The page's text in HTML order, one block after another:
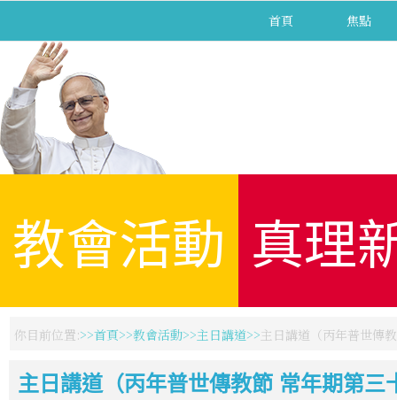
首頁 焦點
教會活動 真理
你目前位置: 首頁 教會活動 主日講道 主日講道（丙年普世傳
主日講道（丙年普世傳教節 常年期第三